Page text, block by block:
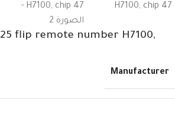
flip remote number H7100,
Manufacturer